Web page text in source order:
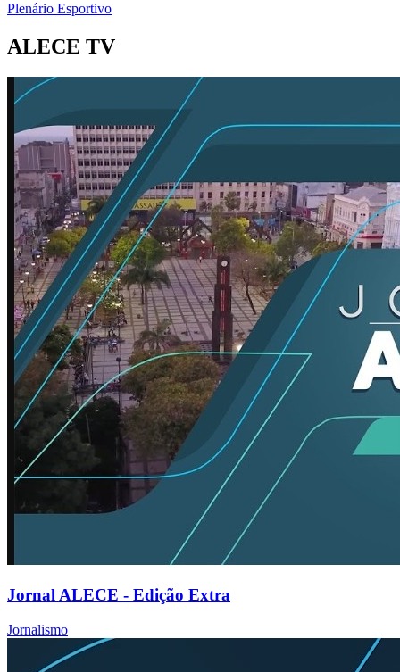
Plenário Esportivo
ALECE TV
Jornal ALECE - Edição Extra
Jornalismo